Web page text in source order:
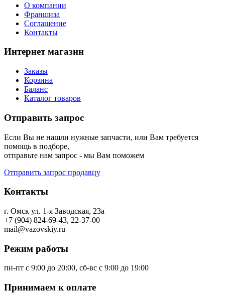
О компании
Франшиза
Соглашение
Контакты
Интернет магазин
Заказы
Корзина
Баланс
Каталог товаров
Отправить запрос
Если Вы не нашли нужные запчасти, или Вам требуется
помощь в подборе,
отправьте нам запрос - мы Вам поможем
Отправить запрос продавцу
Контакты
г. Омск ул. 1-я Заводская, 23а
+7 (904) 824-69-43, 22-37-00
mail@vazovskiy.ru
Режим работы
пн-пт с 9:00 до 20:00, сб-вс с 9:00 до 19:00
Принимаем к оплате